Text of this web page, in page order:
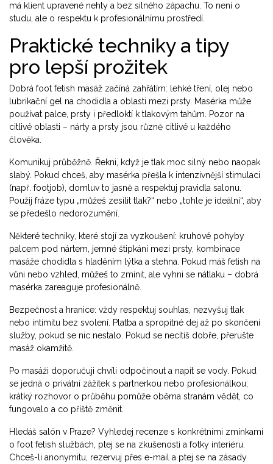
má klient upravené nehty a bez silného zápachu. To není o
studu, ale o respektu k profesionálnímu prostředí.
Praktické techniky a tipy
pro lepší prožitek
Dobrá foot fetish masáž začíná zahřátím: lehké tření, olej nebo
lubrikační gel na chodidla a oblasti mezi prsty. Masérka může
používat palce, prsty i předloktí k tlakovým tahům. Pozor na
citlivé oblasti – nárty a prsty jsou různě citlivé u každého
člověka.
Komunikuj průběžně. Řekni, když je tlak moc silný nebo naopak
slabý. Pokud chceš, aby masérka přešla k intenzivnější stimulaci
(např. footjob), domluv to jasně a respektuj pravidla salonu.
Použij fráze typu „můžeš zesílit tlak?“ nebo „tohle je ideální“, aby
se předešlo nedorozumění.
Některé techniky, které stojí za vyzkoušení: kruhové pohyby
palcem pod nártem, jemné štipkání mezi prsty, kombinace
masáže chodidla s hladěním lýtka a stehna. Pokud máš fetish na
vůni nebo vzhled, můžeš to zmínit, ale vyhni se nátlaku – dobrá
masérka zareaguje profesionálně.
Bezpečnost a hranice: vždy respektuj souhlas, nezvyšuj tlak
nebo intimitu bez svolení. Platba a spropitné dej až po skončení
služby, pokud se nic nestalo. Pokud se necítíš dobře, přerušte
masáž okamžitě.
Po masáži doporučuji chvíli odpočinout a napít se vody. Pokud
se jedná o privátní zážitek s partnerkou nebo profesionálkou,
krátký rozhovor o průběhu pomůže oběma stranám vědět, co
fungovalo a co příště změnit.
Hledáš salón v Praze? Vyhledej recenze s konkrétními zmínkami
o foot fetish službách, ptej se na zkušenosti a fotky interiéru.
Chceš-li anonymitu, rezervuj přes e-mail a ptej se na zásady